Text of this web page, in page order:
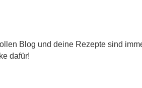
Blog und deine Rezepte sind
dafür!